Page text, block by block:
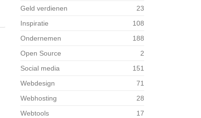
Geld verdienen
23
Inspiratie
108
Ondernemen
188
Open Source
2
Social media
151
Webdesign
71
Webhosting
28
Webtools
17